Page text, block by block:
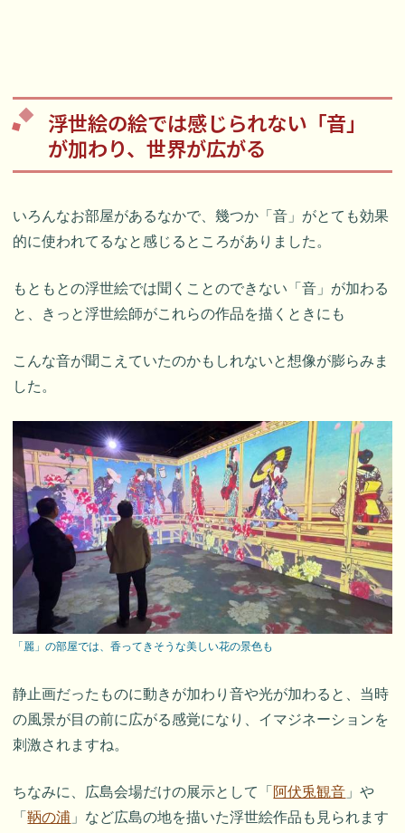
浮世絵の絵では感じられない「音」
が加わり、世界が広がる
いろんなお部屋があるなかで、幾つか「音」がとても効果
的に使われてるなと感じるところがありました。
もともとの浮世絵では聞くことのできない「音」が加わる
と、きっと浮世絵師がこれらの作品を描くときにも
こんな音が聞こえていたのかもしれないと想像が膨らみま
した。
「麗」の部屋では、香ってきそうな美しい花の景色も
静止画だったものに動きが加わり音や光が加わると、当時
の風景が目の前に広がる感覚になり、イマジネーションを
刺激されますね。
ちなみに、広島会場だけの展示として「 阿伏兎観音 」や
「鞆の浦 」など広島の地を描いた浮世絵作品も見られます